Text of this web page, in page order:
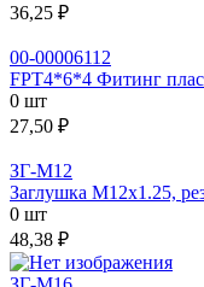
36,25 ₽
00-00006112
FPT4*6*4 Фитинг
0 шт
27,50 ₽
ЗГ-М12
Заглушка М12х1.25,
0 шт
48,38 ₽